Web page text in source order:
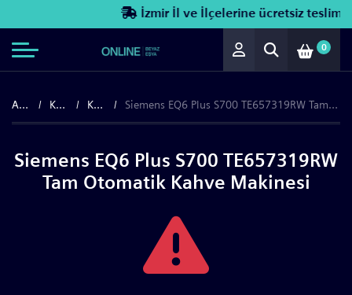
İzmir İl ve İlçelerine ücretsiz teslimat!
0
Anasayfa Küçük Ev Aletleri Kahve Makineleri Siemens EQ6 Plus S700 TE657319RW Tam Otomatik Kahve Makinesi
Siemens EQ6 Plus S700 TE657319RW
Tam Otomatik Kahve Makinesi